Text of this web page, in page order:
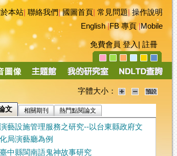
本站 聯絡我們|國圖首頁 常見問題|操作說明
English|FB 專頁|Mobile
免費會員 登入 註冊
字體大小：
文 相關期刊 熱門點閱論文
演藝設施管理服務之研究--以台東縣政府文
化局演藝廳為例
臺中縣閩南語鬼神故事研究